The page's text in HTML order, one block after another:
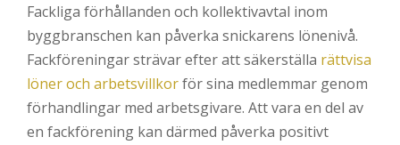
Fackliga förhållanden och kollektivavtal inom
byggbranschen kan påverka snickarens lönenivå.
Fackföreningar strävar efter att säkerställa rättvisa
löner och arbetsvillkorför sina medlemmar genom
förhandlingar med arbetsgivare. Att vara en del av
en fackförening kan därmed påverka positivt